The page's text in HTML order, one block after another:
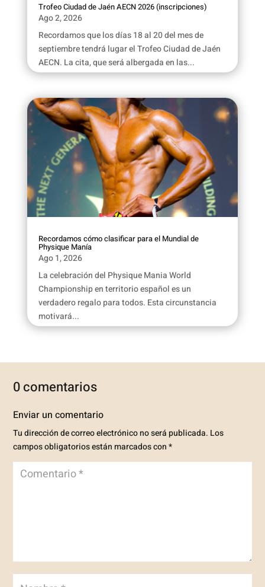
Trofeo Ciudad de Jaén AECN 2026 (inscripciones)
Ago 2, 2026
Recordamos que los días 18 al 20 del mes de
septiembre tendrá lugar el Trofeo Ciudad de Jaén
AECN. La cita, que será albergada en las...
Recordamos cómo clasificar para el Mundial de
Physique Manía
Ago 1, 2026
La celebración del Physique Mania World
Championship en territorio español es un
verdadero regalo para todos. Esta circunstancia
motivará...
0 comentarios
Enviar un comentario
Tu dirección de correo electrónico no será publicada. Los
campos obligatorios están marcados con*